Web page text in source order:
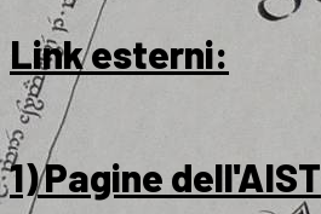
Link esterni:
1) Pagine dell'AIST